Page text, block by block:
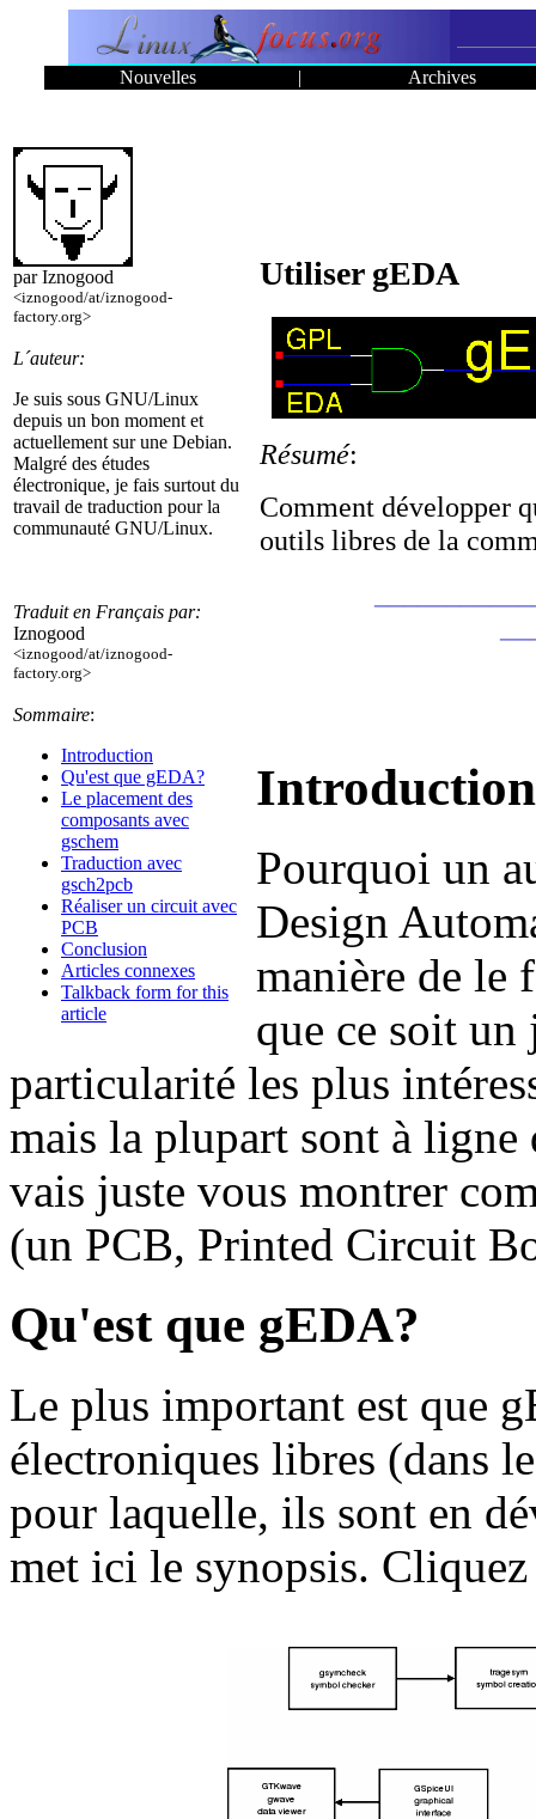
Nouvelles | Archives
par Iznogood
<iznogood/at/iznogood-
factory.org>
L´auteur:
Je suis sous GNU/Linux
depuis un bon moment et
actuellement sur une Debian.
Malgré des études
électronique, je fais surtout du
travail de traduction pour la
communauté GNU/Linux.
Traduit en Français par:
Iznogood
<iznogood/at/iznogood-
factory.org>
Sommaire:
Introduction
Qu'est que gEDA?
Le placement des
composants avec
gschem
Traduction avec
gsch2pcb
Réaliser un circuit avec
PCB
Conclusion
Articles connexes
Talkback form for this
article
Utiliser gEDA
Résumé:
Comment développer
outils libres de la
Introduction
Pourquoi un
Design
manière de le
que ce soit un
particularité les plus
mais la plupart sont à ligne
vais juste vous montrer
(un PCB, Printed Circuit
Qu'est que gEDA?
Le plus important est que
électroniques libres (dans
pour laquelle, ils sont en
met ici le synopsis.